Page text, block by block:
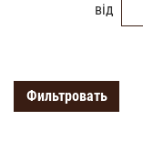
від
Фильтровать